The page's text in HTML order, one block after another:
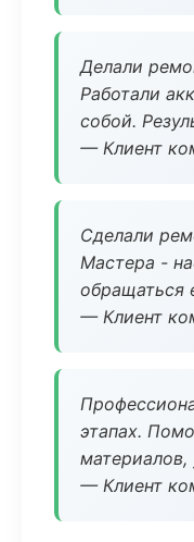
Делали
Работали
собой.
— Клиент
Сделали
Мастера -
обращаться
— Клиент
этапах.
— Клиент